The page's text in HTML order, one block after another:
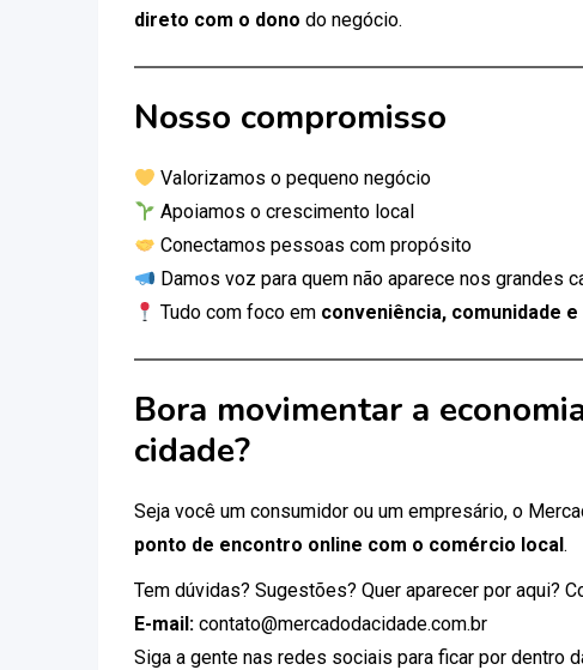
direto com o dono do negócio.
Nosso compromisso
Valorizamos o pequeno negócio
Apoiamos o crescimento local
Conectamos pessoas com propósito
Damos voz para quem não aparece nos grandes
Tudo com foco em conveniência, comunidade
Bora movimentar a
cidade?
Seja você um consumidor ou um empresário, o
ponto de encontro online com o comércio local.
Tem dúvidas? Sugestões? Quer aparecer por aqui?
E-mail: contato@mercadodacidade.com.br
Siga a gente nas redes sociais para ficar por dentro